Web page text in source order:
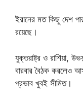
ইরানের মত কিছু দেশ
রয়েছে।
যুক্তরাষ্ট্র ও রাশিয়া,
বারবার বৈঠক করলেও
প্রভাব খুবই সীমিত।